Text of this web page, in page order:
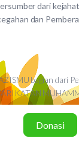
dari
dan
bagian dari
Donasi